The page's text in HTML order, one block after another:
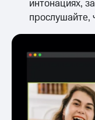
интонациях,
прослушайте,